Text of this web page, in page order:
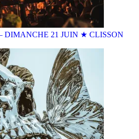
DIMANCHE 21 JUIN ★ CLISSON